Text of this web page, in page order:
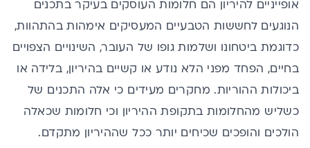
אופייניים להיריון הם חלומות העוסקים בעיקר בתכנים
הנוגעים לחששות הטבעיים המעסיקים אימהות בהתהוות,
כדוגמת ביטחונו ושלמות גופו של העובר, השינויים הצפויים
בחיים, הפחד מפני הלא נודע או קשיים בהיריון, בלידה או
ביכולות ההוריות. מחקרים מעידים כי אלה התכנים של
כשליש מהחלומות בתקופת ההיריון וכי חלומות שכאלה
הולכים והופכים שכיחים יותר ככל שההיריון מתקדם.